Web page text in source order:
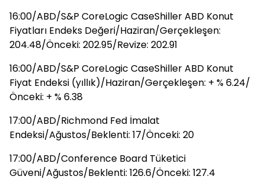
16:00/ABD/S&P CoreLogic CaseShiller ABD Konut
Fiyatları Endeks Değeri/Haziran/Gerçekleşen:
204.48/Önceki: 202.95/Revize: 202.91
16:00/ABD/S&P CoreLogic CaseShiller ABD Konut
Fiyat Endeksi (yıllık)/Haziran/Gerçekleşen: + % 6.24/
Önceki: + % 6.38
17:00/ABD/Richmond Fed İmalat
Endeksi/Ağustos/Beklenti: 17/Önceki: 20
17:00/ABD/Conference Board Tüketici
Güveni/Ağustos/Beklenti: 126.6/Önceki: 127.4